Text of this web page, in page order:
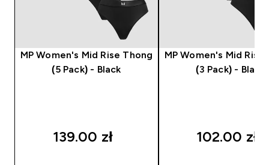
MP Women's Mid Rise Thong
(5 Pack) - Black
139.00 zł‎
MP Women's Mid Rise
(3 Pack) - Black
102.00 zł‎